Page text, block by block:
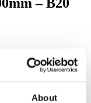
About
– B20
– S70